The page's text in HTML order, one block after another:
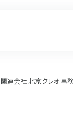
関連会社 北京クレオ 事